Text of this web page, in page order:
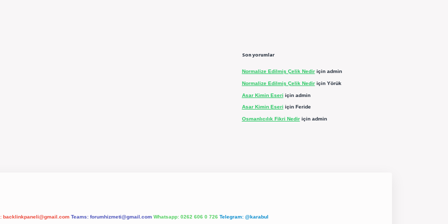
Son yorumlar
Normalize Edilmiş Çelik Nediriçin admin
Normalize Edilmiş Çelik Nediriçin Yörük
Asar Kimin Eseri için admin
Asar Kimin Eseri için Feride
Osmanlıcılık Fikri Nediriçin admin
backlinkpaneli@gmail.com Teams: forumhizmeti@gmail.com Whatsapp: 0262 606 0 726 Telegram: @karabul